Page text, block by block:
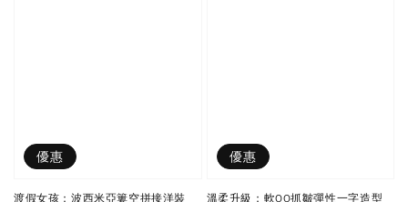
優惠
渡假女孩：波西米亞簍空拼接洋裝
優惠
溫柔升級：軟QQ抓皺彈性一字造型